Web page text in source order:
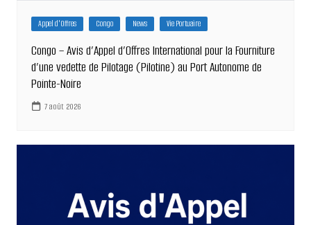
Appel d'Offres Congo News Vie Portuaire
Congo – Avis d’Appel d’Offres International pour la Fourniture
d’une vedette de Pilotage (Pilotine) au Port Autonome de
Pointe-Noire
7 août 2026